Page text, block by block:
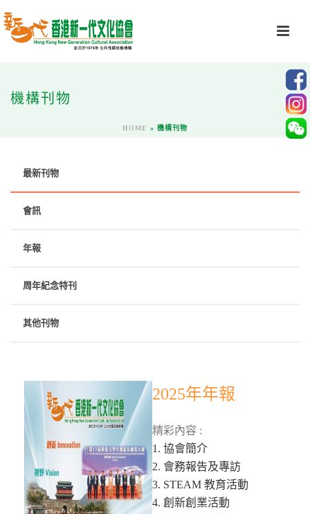
機構刊物
HOME » 機構刊物
最新刊物
會訊
年報
周年紀念特刊
其他刊物
2025年年報
精彩內容 :
1. 協會簡介
2. 會務報告及專訪
3. STEAM 教育活動
4. 創新創業活動